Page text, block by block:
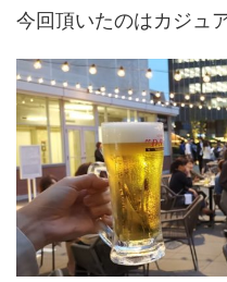
今回頂いたのはカジュ